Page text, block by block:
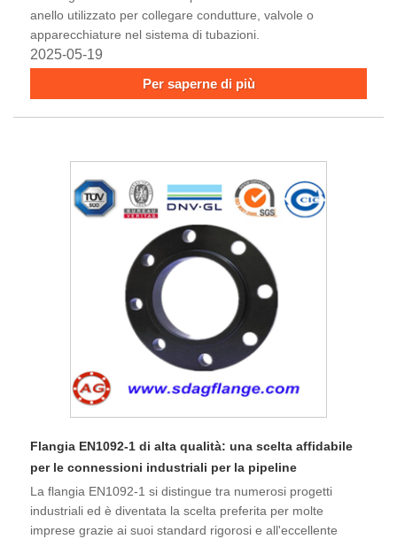
anello utilizzato per collegare condutture, valvole o
apparecchiature nel sistema di tubazioni.
2025-05-19
Per saperne di più
Flangia EN1092-1 di alta qualità: una scelta affidabile
per le connessioni industriali per la pipeline
La flangia EN1092-1 si distingue tra numerosi progetti
industriali ed è diventata la scelta preferita per molte
imprese grazie ai suoi standard rigorosi e all'eccellente